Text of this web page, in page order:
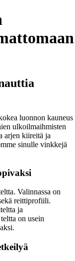
luonnon kauneus
ulkoilmaihmisten
arjen kiireitä ja
sinulle vinkkejä
Valinnassa on
reittiprofiili.
ja
on usein